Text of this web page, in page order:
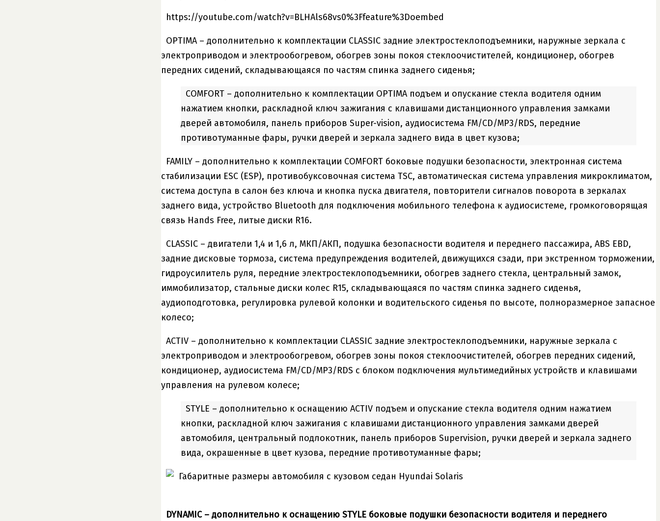
https://youtube.com/watch?v=BLHAls68vs0%3Ffeature%3Doembed
OPTIMA – дополнительно к комплектации CLASSIC задние электростеклоподъемники, наружные зеркала с
электроприводом и электрообогревом, обогрев зоны покоя стеклоочистителей, кондиционер, обогрев
передних сидений, складывающаяся по частям спинка заднего сиденья;
COMFORT – дополнительно к комплектации OPTIMA подъем и опускание стекла водителя одним
нажатием кнопки, раскладной ключ зажигания с клавишами дистанционного управления замками
дверей автомобиля, панель приборов Super-vision, аудиосистема FM/CD/MP3/RDS, передние
противотуманные фары, ручки дверей и зеркала заднего вида в цвет кузова;
FAMILY – дополнительно к комплектации COMFORT боковые подушки безопасности, электронная система
стабилизации ESC (ESP), противобуксовочная система TSC, автоматическая система управления микроклиматом,
система доступа в салон без ключа и кнопка пуска двигателя, повторители сигналов поворота в зеркалах
заднего вида, устройство Bluetooth для подключения мобильного телефона к аудиосистеме, громкоговорящая
связь Hands Free, литые диски R16.
CLASSIC – двигатели 1,4 и 1,6 л, МКП/АКП, подушка безопасности водителя и переднего пассажира, ABS EBD,
задние дисковые тормоза, система предупреждения водителей, движущихся сзади, при экстренном торможении,
гидроусилитель руля, передние электростеклоподъемники, обогрев заднего стекла, центральный замок,
иммобилизатор, стальные диски колес R15, складывающаяся по частям спинка заднего сиденья,
аудиоподготовка, регулировка рулевой колонки и водительского сиденья по высоте, полноразмерное запасное
колесо;
ACTIV – дополнительно к комплектации CLASSIC задние электростеклоподъемники, наружные зеркала с
электроприводом и электрообогревом, обогрев зоны покоя стеклоочистителей, обогрев передних сидений,
кондиционер, аудиосистема FM/CD/MP3/RDS с блоком подключения мультимедийных устройств и клавишами
управления на рулевом колесе;
STYLE – дополнительно к оснащению ACTIV подъем и опускание стекла водителя одним нажатием
кнопки, раскладной ключ зажигания с клавишами дистанционного управления замками дверей
автомобиля, центральный подлокотник, панель приборов Supervision, ручки дверей и зеркала заднего
вида, окрашенные в цвет кузова, передние противотуманные фары;
DYNAMIC – дополнительно к оснащению STYLE боковые подушки безопасности водителя и переднего